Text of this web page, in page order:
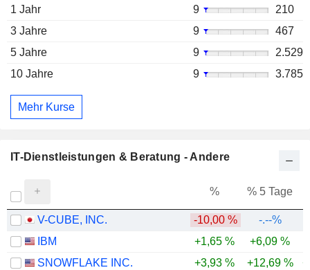
1 Jahr
9
210
3 Jahre
9
467
5 Jahre
9
2.529
10 Jahre
9 3.785
Mehr Kurse
IT-Dienstleistungen & Beratung - Andere
% % 5 Tage
V-CUBE, INC. -10,00 %
-.--%
IBM
+1,65 % +6,09 %
SNOWFLAKE INC.
+3,93 % +12,69 %